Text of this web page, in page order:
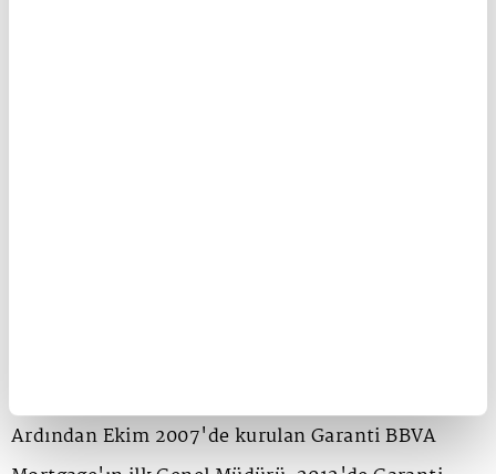
Ardından Ekim 2007'de kurulan Garanti BBVA